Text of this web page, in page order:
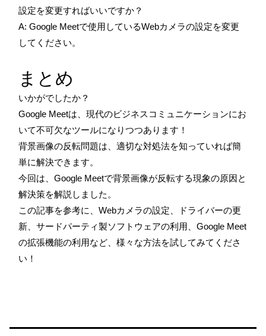
設定を変更すればいいですか？
A: Google Meetで使用しているWebカメラの設定を変更
してください。
まとめ
いかがでしたか？
Google Meetは、現代のビジネスコミュニケーションにお
いて不可欠なツールになりつつあります！
背景画像の反転問題は、適切な対処法を知っていれば簡
単に解決できます。
今回は、Google Meetで背景画像が反転する現象の原因と
解決策を解説しました。
この記事を参考に、Webカメラの設定、ドライバーの更
新、サードパーティ製ソフトウェアの利用、Google Meet
の拡張機能の利用など、様々な方法を試してみてくださ
い！